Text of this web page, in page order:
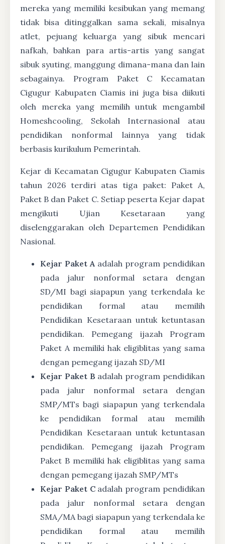
mereka yang memiliki kesibukan yang memang
tidak bisa ditinggalkan sama sekali, misalnya
atlet, pejuang keluarga yang sibuk mencari
nafkah, bahkan para artis-artis yang sangat
sibuk syuting, manggung dimana-mana dan lain
sebagainya. Program Paket C Kecamatan
Cigugur Kabupaten Ciamis ini juga bisa diikuti
oleh mereka yang memilih untuk mengambil
Homeshcooling, Sekolah Internasional atau
pendidikan nonformal lainnya yang tidak
berbasis kurikulum Pemerintah.
Kejar di Kecamatan Cigugur Kabupaten Ciamis
tahun 2026 terdiri atas tiga paket: Paket A,
Paket B dan Paket C. Setiap peserta Kejar dapat
mengikuti Ujian Kesetaraan yang
diselenggarakan oleh Departemen Pendidikan
Nasional.
Kejar Paket A adalah program pendidikan
pada jalur nonformal setara dengan
SD/MI bagi siapapun yang terkendala ke
pendidikan formal atau memilih
Pendidikan Kesetaraan untuk ketuntasan
pendidikan. Pemegang ijazah Program
Paket A memiliki hak eligiblitas yang sama
dengan pemegang ijazah SD/MI
Kejar Paket B adalah program pendidikan
pada jalur nonformal setara dengan
SMP/MTs bagi siapapun yang terkendala
ke pendidikan formal atau memilih
Pendidikan Kesetaraan untuk ketuntasan
pendidikan. Pemegang ijazah Program
Paket B memiliki hak eligiblitas yang sama
dengan pemegang ijazah SMP/MTs
Kejar Paket Cadalah program pendidikan
pada jalur nonformal setara dengan
SMA/MA bagi siapapun yang terkendala ke
pendidikan formal atau memilih